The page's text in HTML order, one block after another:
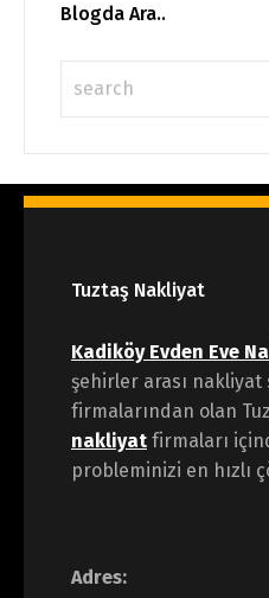
Blogda Ara..
Tuztaş Nakliyat
Kadiköy Evden Eve
şehirler arası
firmalarından olan
nakliyat firmaları
probleminizi en hızlı
Adres: